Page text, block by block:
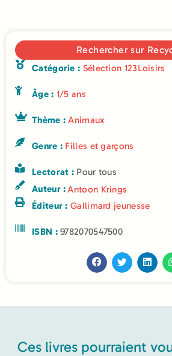
Rechercher sur
Catégorie : Sélection 123Loisirs
Âge : 1/5 ans
Thème :Animaux
Genre : Filles et garçons
Lectorat : Pour tous
Auteur :Antoon Krings
Éditeur : Gallimard jeunesse
ISBN :9782070547500
Ces livres pourraient